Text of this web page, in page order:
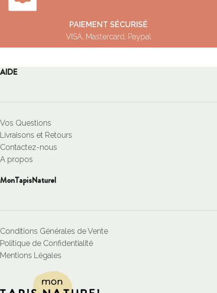
PAIEMENT SÉCURISÉ
VISA, Mastercard, Paypal
AIDE
Vos Questions
Livraisons et Retours
Contactez-nous
A propos
MonTapisNaturel
Conditions Générales de Vente
Politique de Confidentialité
Mentions Légales